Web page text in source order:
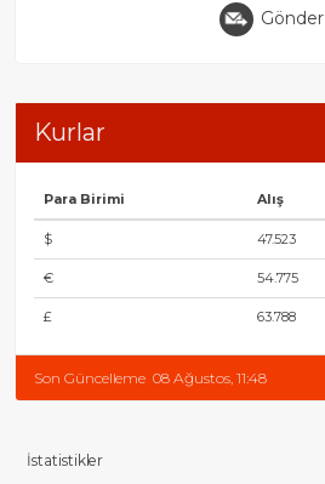
Gönder
Kurlar
Para Birimi Alış
$ 47.523
€ 54.775
£ 63.788
Son Güncelleme 08 Ağustos, 11:48
İstatistikler